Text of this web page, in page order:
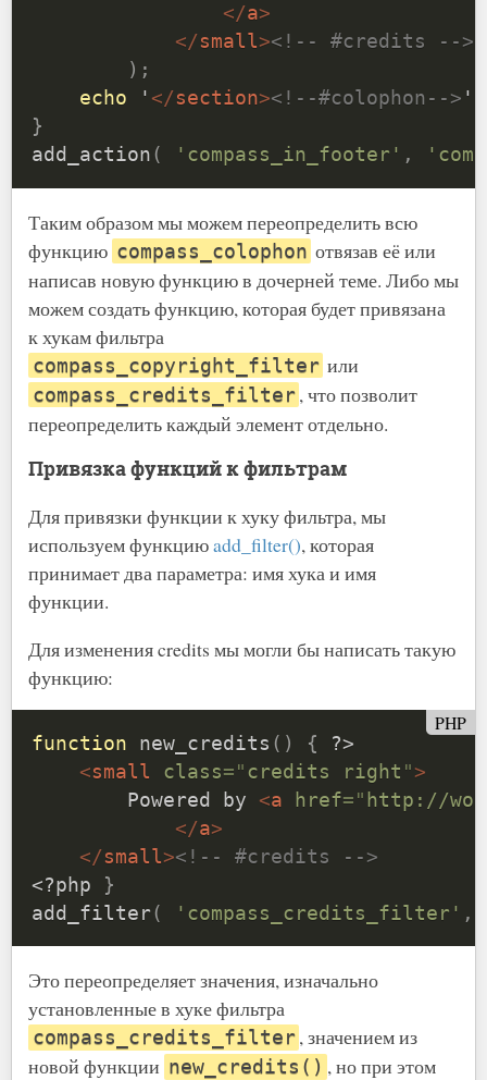
</a>
</small><!-- #credits -->
) ;
echo ' </section><!--#colophon--> '
}
add_action ( 'compass_in_footer' ,
Таким образом мы можем переопределить всю
функцию compass_colophon отвязав её или
написав новую функцию в дочерней теме. Либо мы
можем создать функцию, которая будет привязана
к хукам фильтра
compass_copyright_filter или
compass_credits_filter , что позволит
переопределить каждый элемент отдельно.
Привязка функций к фильтрам
Для привязки функции к хуку фильтра, мы
используем функциюadd_filter(), которая
принимает два параметра: имя хука и имя
функции.
Для изменения credits мы могли бы написать такую
функцию:
PHP
function new_credits ( ) {
?>
<small class= " credits right ">
        Powered by
<a href= " http://
</a>
</small><!-- #credits -->
<?php
}
add_filter( 'compass_credits_filter' ,
Это переопределяет значения, изначально
установленные в хуке фильтра
compass_credits_filter , значением из
новой функции new_credits() , но при этом